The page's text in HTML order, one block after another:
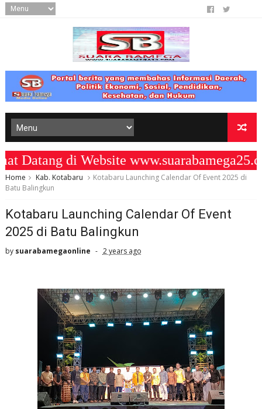
di Website
Home Kab. Kotabaru
Kotabaru Launching Calendar Of Event 2025 di
Batu Balingkun
Kotabaru Launching Calendar Of Event
2025 di Batu Balingkun
by suarabamegaonline 2 years ago